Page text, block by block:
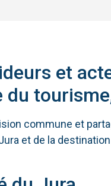
et
du
commune et
et de la destination